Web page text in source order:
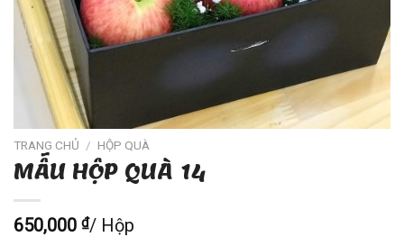
TRANG CHỦ / HỘP QUÀ
MẪU HỘP QUÀ 14
650,000 ₫/ Hộp